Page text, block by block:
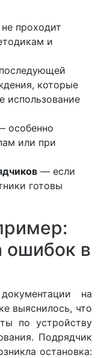
проходит
и
которые
использование
особенно
или при
— если
готовы
ошибок в
на
выяснилось, что
по устройству
Подрядчик
остановка: